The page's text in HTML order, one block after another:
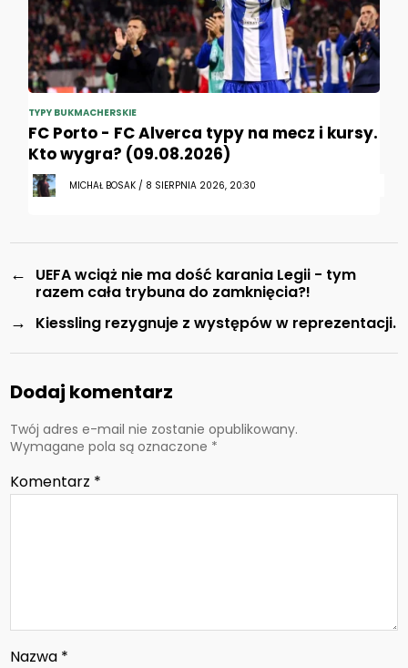
TYPY BUKMACHERSKIE
FC Porto - FC Alverca typy na mecz i kursy.
Kto wygra? (09.08.2026)
MICHAŁ BOSAK / 8 SIERPNIA 2026, 20:30
←
UEFA wciąż nie ma dość karania Legii - tym
razem cała trybuna do zamknięcia?!
→ Kiessling rezygnuje z występów w reprezentacji.
Dodaj komentarz
Twój adres e-mail nie zostanie opublikowany.
Wymagane pola są oznaczone *
Komentarz *
Nazwa *